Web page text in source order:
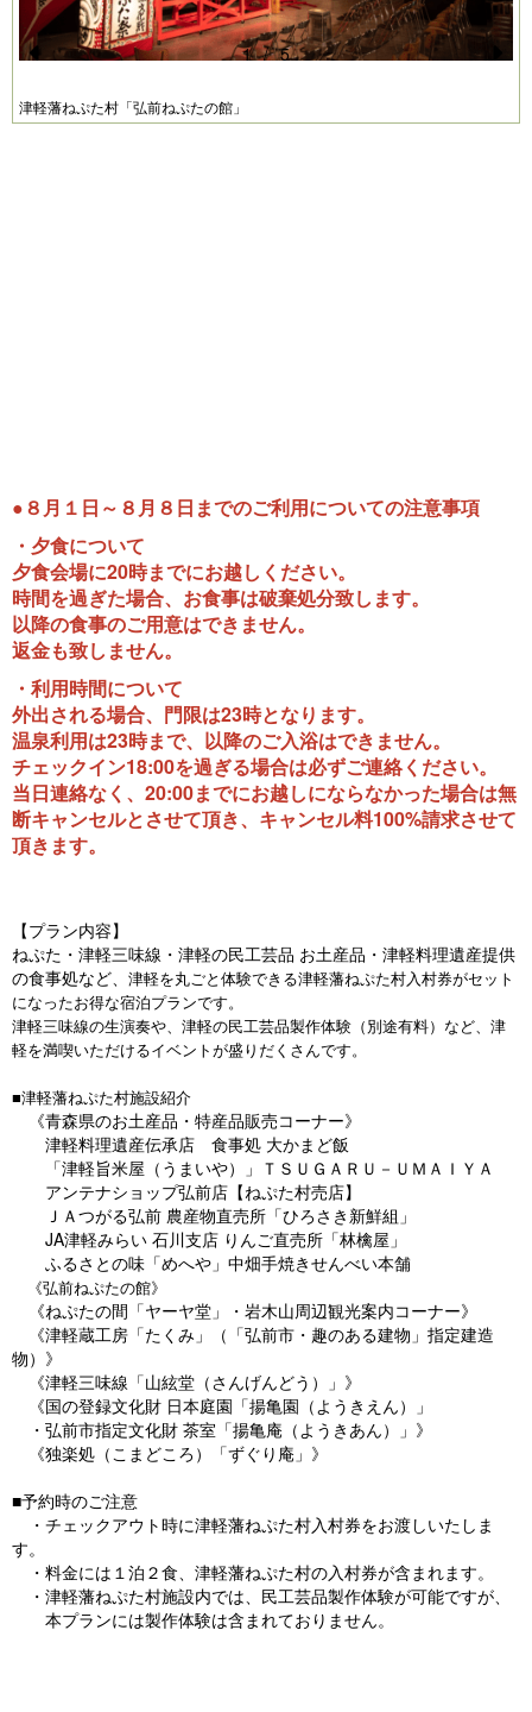
e
津軽藩ねぷた村「弘前ねぷたの館」
e
1 / 5
●８月１日～８月８日までのご利用についての注意事項
・夕食について
夕食会場に20時までにお越しください。
時間を過ぎた場合、お食事は破棄処分致します。
以降の食事のご用意はできません。
返金も致しません。
・利用時間について
外出される場合、門限は23時となります。
温泉利用は23時まで、以降のご入浴はできません。
チェックイン18:00を過ぎる場合は必ずご連絡ください。
当日連絡なく、20:00までにお越しにならなかった場合は無
断キャンセルとさせて頂き、キャンセル料100%請求させて
頂きます。
【プラン内容】
ねぷた・津軽三味線・津軽の民工芸品 お土産品・津軽料理遺産提供
の食事処など、 津軽を丸ごと体験できる津軽藩ねぷた村入村券がセット
になったお得な宿泊プランです。
津軽三味線の生演奏や、津軽の民工芸品製作体験（別途有料）など、津
軽を満喫いただけるイベントが盛りだくさんです。
■津軽藩ねぷた村施設紹介
《青森県のお土産品・特産品販売コーナー》
津軽料理遺産伝承店 食事処 大かまど飯
「津軽旨米屋（うまいや）」ＴＳＵＧＡＲＵ－ＵＭＡＩＹＡ
アンテナショップ弘前店【ねぷた村売店】
ＪＡつがる弘前 農産物直売所「ひろさき新鮮組」
JA津軽みらい 石川支店 りんご直売所「林檎屋」
ふるさとの味「めへや」中畑手焼きせんべい本舗
《弘前ねぷたの館》
《ねぷたの間「ヤーヤ堂」・岩木山周辺観光案内コーナー》
《津軽蔵工房「たくみ」（「弘前市・趣のある建物」指定建造
物）》
《津軽三味線「山絃堂（さんげんどう）」》
《国の登録文化財 日本庭園「揚亀園（ようきえん）」
・弘前市指定文化財 茶室「揚亀庵（ようきあん）」》
《独楽処（こまどころ）「ずぐり庵」》
■予約時のご注意
・チェックアウト時に津軽藩ねぷた村入村券をお渡しいたしま
す。
・料金には１泊２食、津軽藩ねぷた村の入村券が含まれます。
・津軽藩ねぷた村施設内では、民工芸品製作体験が可能ですが、
本プランには製作体験は含まれておりません。